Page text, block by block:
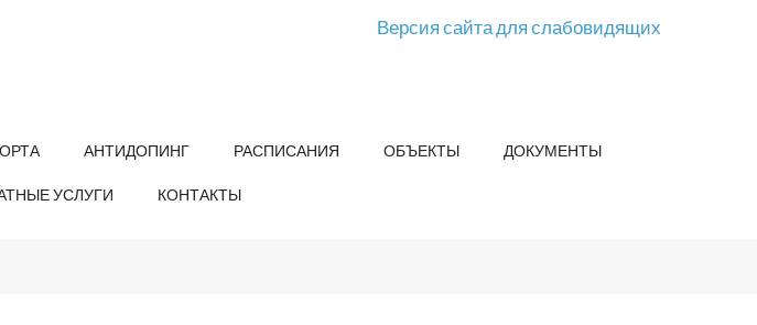
Версия сайта для слабовидящих
АНТИДОПИНГ РАСПИСАНИЯ ОБЪЕКТЫ ДОКУМЕНТЫ
УСЛУГИ КОНТАКТЫ